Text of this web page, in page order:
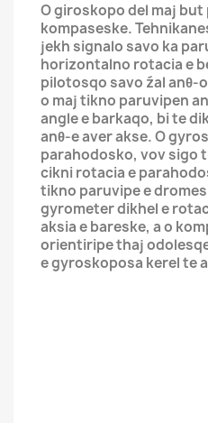
O giroskopo del maj
kompaseske.
jekh signalo savo ka
horizontalno rotacia e
pilotosqo savo źal anθ-
o maj tikno paruvipen
angle e barkaqo, bi te
anθ-e aver akse. O
parahodosko, vov sigo
cikni rotacia e
tikno paruvipe e
gyrometer dikhel e
aksia e bareske, a o
orientiripe thaj
e gyroskoposa kerel te